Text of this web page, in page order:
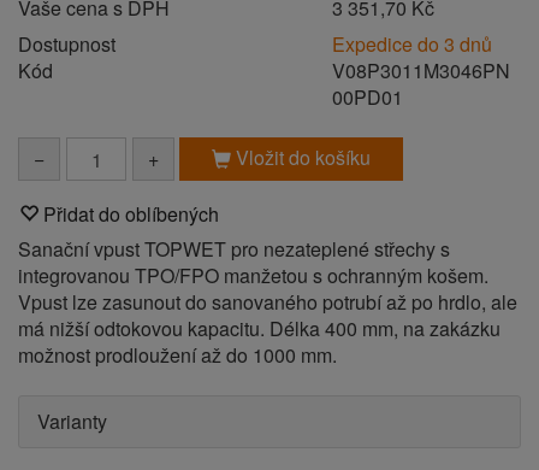
Vaše cena s DPH
3 351,70 Kč
Dostupnost
Expedice do 3 dnů
Kód
V08P3011M3046PN
00PD01
− + Vložit do košíku
Přidat do oblíbených
Sanační vpust TOPWET pro nezateplené střechy s
integrovanou TPO/FPO manžetou s ochranným košem.
Vpust lze zasunout do sanovaného potrubí až po hrdlo, ale
má nižší odtokovou kapacitu. Délka 400 mm, na zakázku
možnost prodloužení až do 1000 mm.
Varianty